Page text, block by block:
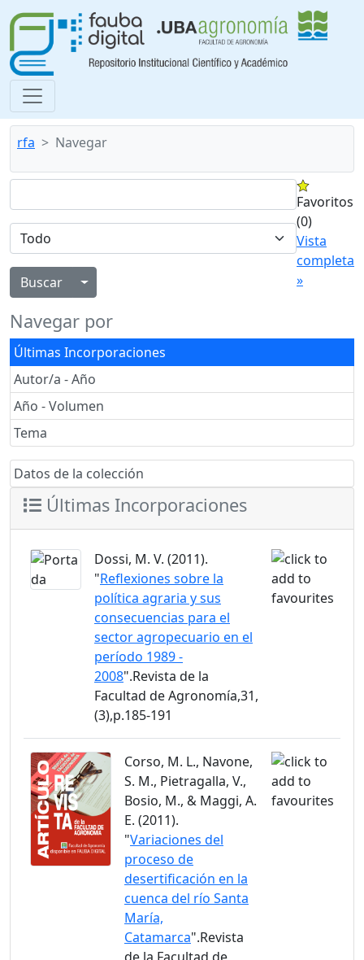
rfa Navegar
Alternar menú desplegable
Favoritos
(0)
Vista
completa
»
Navegar por
Últimas Incorporaciones
Autor/a - Año
Año - Volumen
Tema
Datos de la colección
Últimas Incorporaciones
Dossi, M. V. (2011).
"Reflexiones sobre la
política agraria y sus
consecuencias para el
sector agropecuario en el
período 1989 -
2008".Revista de la
Facultad de Agronomía,31,
(3),p.185-191
Corso, M. L., Navone,
S. M., Pietragalla, V.,
Bosio, M., & Maggi, A.
E. (2011).
"Variaciones del
proceso de
desertificación en la
cuenca del río Santa
María,
Catamarca".Revista